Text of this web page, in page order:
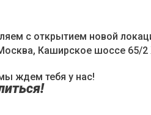
с открытием новой
Каширское шоссе 65/
ждем тебя у нас!